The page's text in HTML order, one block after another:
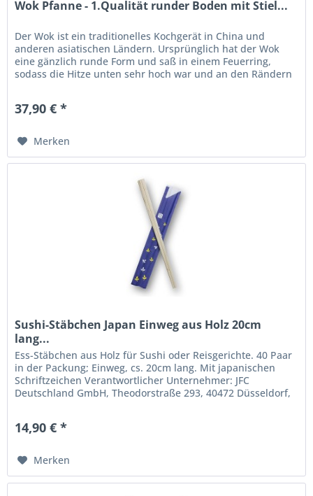
Wok Pfanne - 1.Qualität runder Boden mit Stiel...
Der Wok ist ein traditionelles Kochgerät in China und
anderen asiatischen Ländern. Ursprünglich hat der Wok
eine gänzlich runde Form und saß in einem Feuerring,
sodass die Hitze unten sehr hoch war und an den Rändern
37,90 € *
Merken
Sushi-Stäbchen Japan Einweg aus Holz 20cm
lang...
Ess-Stäbchen aus Holz für Sushi oder Reisgerichte. 40 Paar
in der Packung; Einweg, cs. 20cm lang. Mit japanischen
Schriftzeichen Verantwortlicher Unternehmer: JFC
Deutschland GmbH, Theodorstraße 293, 40472 Düsseldorf,
14,90 € *
Merken